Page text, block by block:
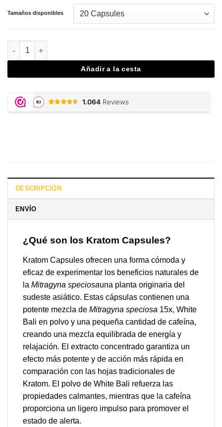
Tamaños disponibles
Bali Kratom White Capsules cantidad
Añadir a la cesta
DESCRIPCIÓN
ENVÍO
¿Qué son los Kratom Capsules?
Kratom Capsules ofrecen una forma cómoda y
eficaz de experimentar los beneficios naturales de
la Mitragyna speciosauna planta originaria del
sudeste asiático. Estas cápsulas contienen una
potente mezcla de Mitragyna speciosa 15x, White
Bali en polvo y una pequeña cantidad de cafeína,
creando una mezcla equilibrada de energía y
relajación. El extracto concentrado garantiza un
efecto más potente y de acción más rápida en
comparación con las hojas tradicionales de
Kratom. El polvo de White Bali refuerza las
propiedades calmantes, mientras que la cafeína
proporciona un ligero impulso para promover el
estado de alerta.